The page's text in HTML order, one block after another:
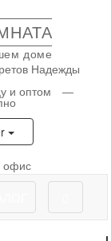
доме
Надежды
и оптом —
офис